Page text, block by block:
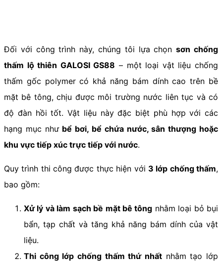
Đối với công trình này, chúng tôi lựa chọnsơn chống
thấm lộ thiên GALOSI GS88 – một loại vật liệu chống
thấm gốc polymer có khả năng bám dính cao trên bề
mặt bê tông, chịu được môi trường nước liên tục và có
độ đàn hồi tốt. Vật liệu này đặc biệt phù hợp với các
hạng mục như bể bơi, bể chứa nước, sân thượng hoặc
khu vực tiếp xúc trực tiếp với nước.
Quy trình thi công được thực hiện với 3 lớp chống thấm,
bao gồm:
Xử lý và làm sạch bề mặt bê tông nhằm loại bỏ bụi
bẩn, tạp chất và tăng khả năng bám dính của vật
liệu.
Thi công lớp chống thấm thứ nhất nhằm tạo lớp